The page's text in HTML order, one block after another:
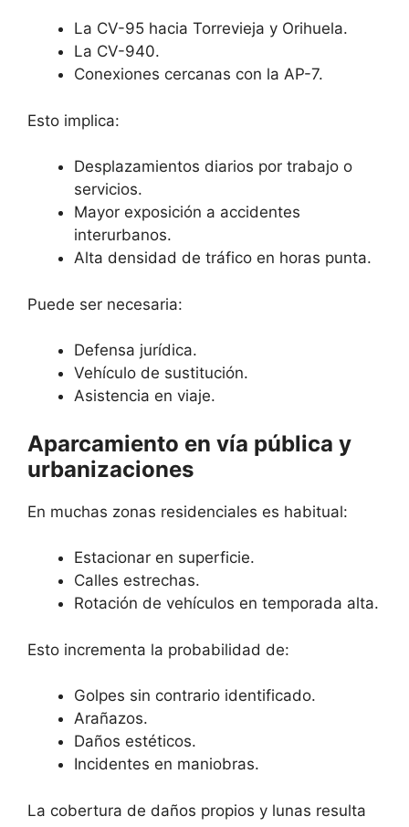
La CV-95 hacia Torrevieja y Orihuela.
La CV-940.
Conexiones cercanas con la AP-7.
Esto implica:
Desplazamientos diarios por trabajo o
servicios.
Mayor exposición a accidentes
interurbanos.
Alta densidad de tráfico en horas punta.
Puede ser necesaria:
Defensa jurídica.
Vehículo de sustitución.
Asistencia en viaje.
Aparcamiento en vía pública y
urbanizaciones
En muchas zonas residenciales es habitual:
Estacionar en superficie.
Calles estrechas.
Rotación de vehículos en temporada alta.
Esto incrementa la probabilidad de:
Golpes sin contrario identificado.
Arañazos.
Daños estéticos.
Incidentes en maniobras.
La cobertura de daños propios y lunas resulta